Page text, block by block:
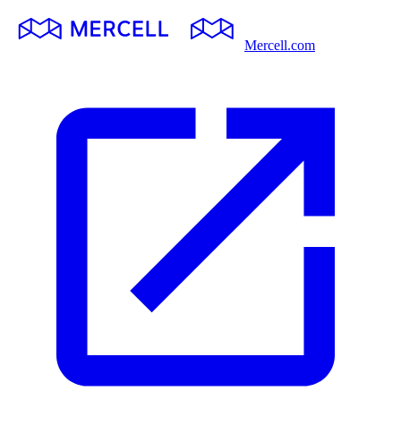
Mercell.com